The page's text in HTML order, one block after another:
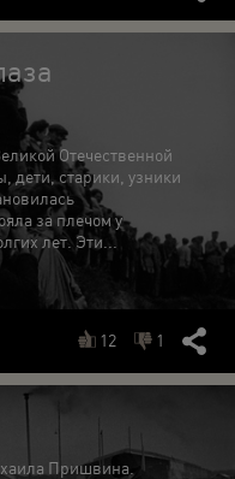
Отечественной
старики, узники
за плечом у
лет. Эти...
12 1
Пришвина.